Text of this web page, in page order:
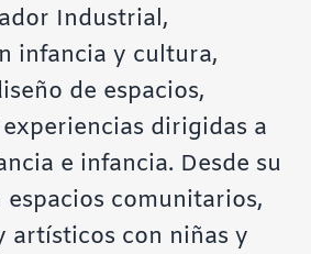
Industrial,
infancia y cultura,
de espacios,
dirigidas a
e infancia. Desde su
comunitarios,
artísticos con niñas y